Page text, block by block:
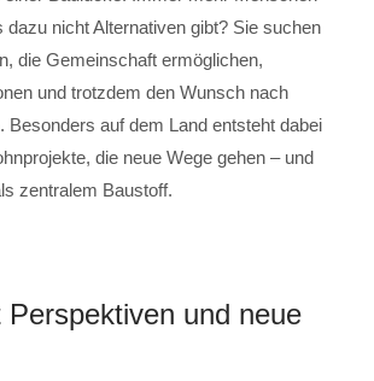
dazu nicht Alternativen gibt? Sie suchen
die Gemeinschaft ermöglichen,
und trotzdem den Wunsch nach
Besonders auf dem Land entsteht dabei
die neue Wege gehen – und
zentralem Baustoff.
Perspektiven und neue